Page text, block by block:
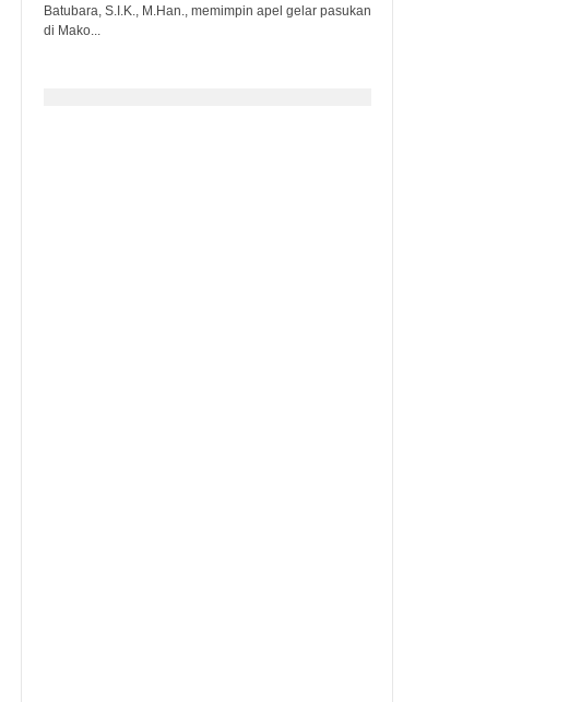
Batubara, S.I.K., M.Han., memimpin apel gelar pasukan
di Mako...